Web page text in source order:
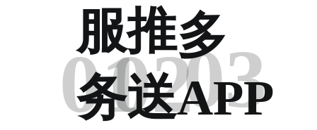
服
务
01
推
送
02
多
APP
03